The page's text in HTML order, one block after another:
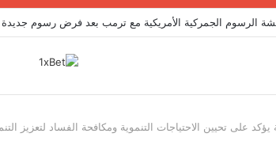
داخل إسرائيل عبر تجنيد مواطنين بمهام تبدأ
على تحيين الاحتياجات التنموية ومكافحة الفساد لتعزيز